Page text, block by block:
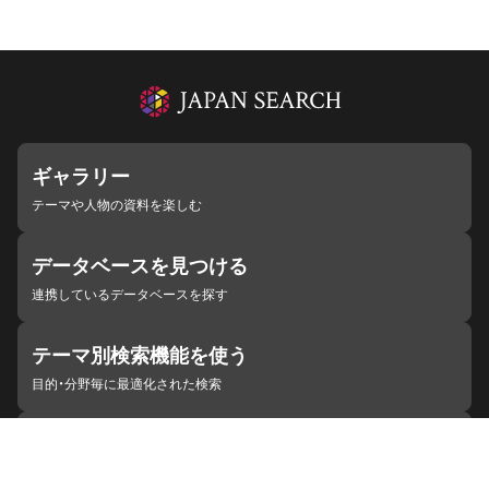
ギャラリー
テーマや人物の資料を楽しむ
データベースを見つける
連携しているデータベースを探す
テーマ別検索機能を使う
目的・分野毎に最適化された検索